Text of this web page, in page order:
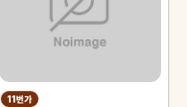
11번가